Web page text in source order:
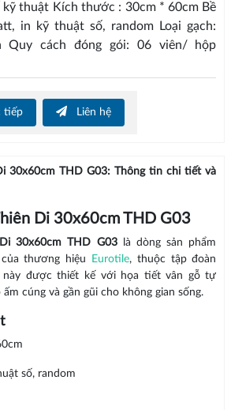
kỹ thuật Kích thước : 30cm * 60cm Bề
in kỹ thuật số, random Loại gạch:
Quy cách đóng gói: 06 viên/ hộp
tiếp Liên hệ
30x60cm THD G03: Thông tin chi tiết và
Di 30x60cm THD G03
30x60cm THD G03
là dòng sản phẩm
thương hiệu
Eurotile, thuộc tập đoàn
này được thiết kế với họa tiết vân gỗ tự
ấm cúng và gần gũi cho không gian sống.
số, random